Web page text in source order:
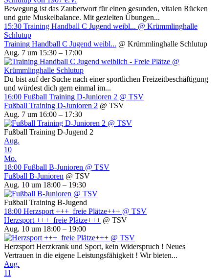
Bewegung ist das Zauberwort für einen gesunden, vitalen Rücken
und gute Muskelbalance. Mit gezielten Übungen...
15:30 Training Handball C Jugend weibl... @ Krümmlinghalle
Schlutup
Training Handball C Jugend weibl... @ Krümmlinghalle Schlutup
Aug. 7 um 15:30 – 17:00
Du bist auf der Suche nach einer sportlichen Freizeitbeschäftigung
und würdest dich gern einmal im...
16:00 Fußball Training D-Junioren 2 @ TSV
Fußball Training D-Junioren 2 @ TSV
Aug. 7 um 16:00 – 17:30
Fußball Training D-Jugend 2
Aug.
10
Mo.
18:00 Fußball B-Junioren @ TSV
Fußball B-Junioren @ TSV
Aug. 10 um 18:00 – 19:30
Fußball Training B-Jugend
18:00 Herzsport +++ freie Plätze+++ @ TSV
Herzsport +++ freie Plätze+++ @ TSV
Aug. 10 um 18:00 – 19:00
Herzsport Herzkrank und Sport, kein Widerspruch ! Neues
Vertrauen in die eigene Leistungsfähigkeit ! Wir bieten...
Aug.
11